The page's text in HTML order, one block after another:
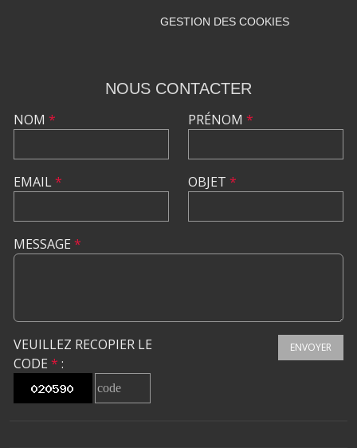
GESTION DES COOKIES
NOUS CONTACTER
NOM *
EMAIL*
PRÉNOM *
OBJET *
MESSAGE *
VEUILLEZ RECOPIER LE
CODE * :
ENVOYER